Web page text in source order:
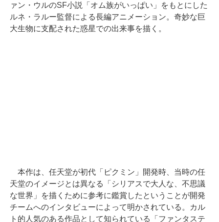
ァン・ウルのSF小説「オム族がいっぱい」をもとにした
ルネ・ラルー監督による長編アニメーション。奇妙な巨
大生物に支配された惑星での出来事を描く。
本作は、任天堂が初代「ピクミン」開発時、当時の任
天堂のイメージとは異なる「シリアスで大人な、不思議
な世界」を描くために参考に鑑賞したということが開発
チームへのインタビューによって明かされている。カル
ト的人気のある作品として知られている「ファンタステ